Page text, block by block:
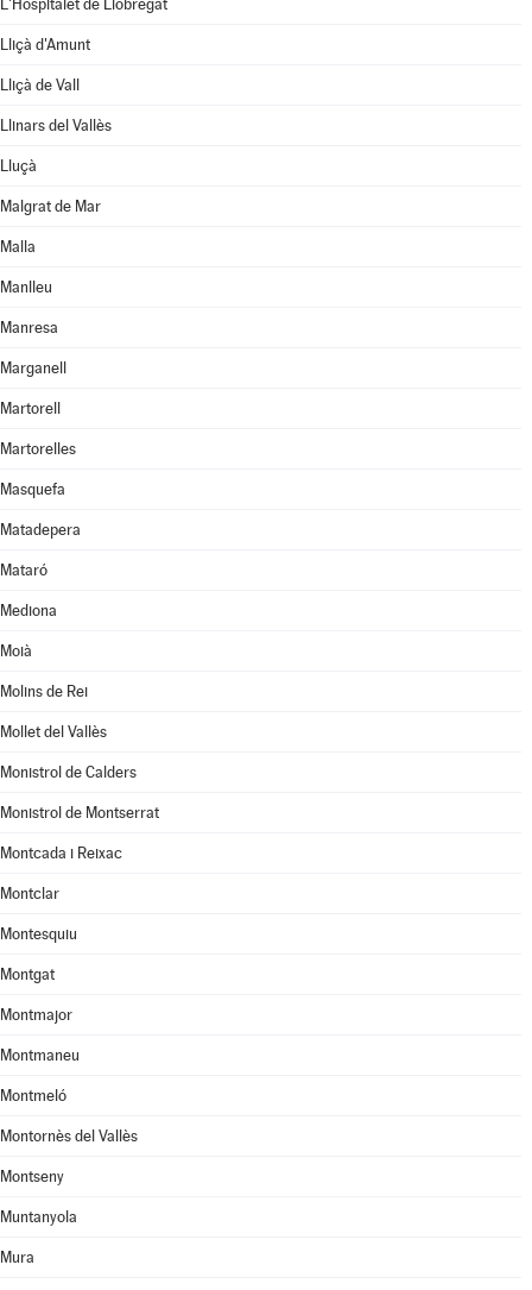
L'Hospitalet de Llobregat
Lliçà d'Amunt
Lliçà de Vall
Llinars del Vallès
Lluçà
Malgrat de Mar
Malla
Manlleu
Manresa
Marganell
Martorell
Martorelles
Masquefa
Matadepera
Mataró
Mediona
Moià
Molins de Rei
Mollet del Vallès
Monistrol de Calders
Monistrol de Montserrat
Montcada i Reixac
Montclar
Montesquiu
Montgat
Montmajor
Montmaneu
Montmeló
Montornès del Vallès
Montseny
Muntanyola
Mura